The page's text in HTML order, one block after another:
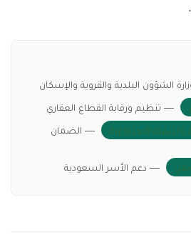
.
الشؤون البلدية والقروية والإسكان
— تنظيم ورقابة القطاع العقاري
والتنمية الاجتماعية
— الضمان
— دعم الأسر السعودية